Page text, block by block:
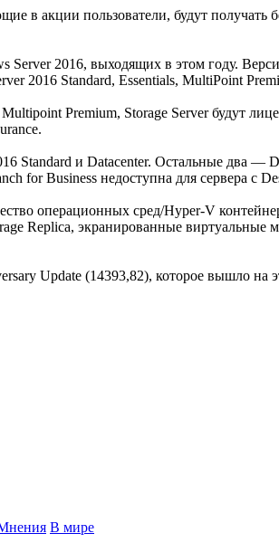
в акции пользователи, будут
2016, выходящих в этом году.
2016 Standard, Essentials, MultiPoint
Premium, Storage Server будут
Standard и Datacenter. Остальные два
for Business недоступна для сервера с
операционных сред/Hyper-V
Replica, экранированные
Update (14393,82), которое вышло на
В мире